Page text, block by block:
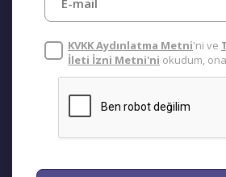
KVKK Aydınlatma Metni'ni ve
İleti İzni Metni'ni okudum,